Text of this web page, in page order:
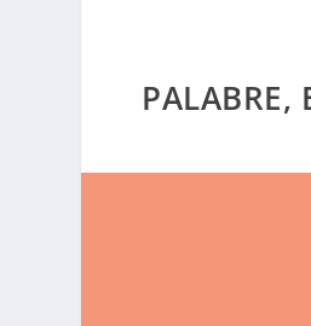
PALABRE,